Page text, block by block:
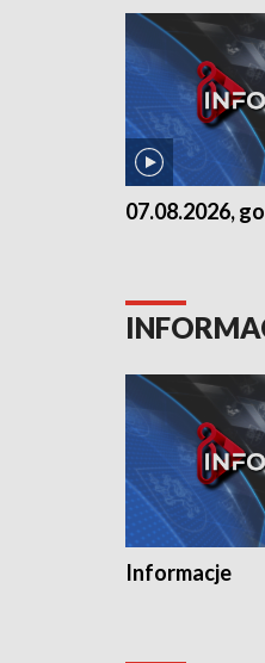
07.08.2026,
Informacje